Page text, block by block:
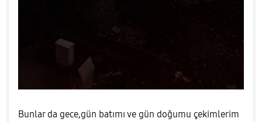
Bunlar da gece,gün batımı ve gün doğumu çekimlerim